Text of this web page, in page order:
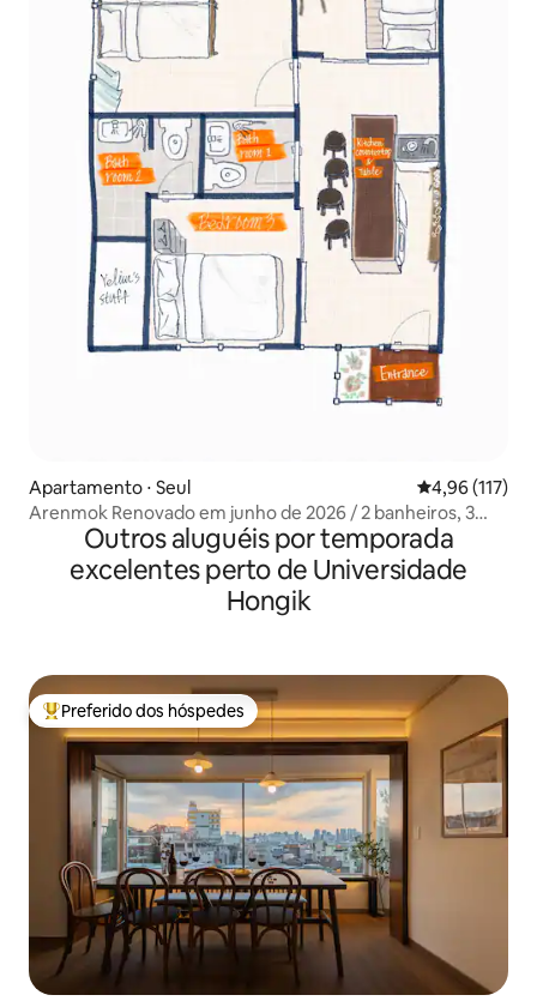
Apartamento ⋅ Seul 4,96 de uma
4,96 (117)
Arenmok Renovado em junho de 2026 / 2 banheiros, 3
quartos (3 a 8 pessoas)
Outros aluguéis por temporada
excelentes perto de Universidade
Hongik
Entre os melhores preferidos dos hóspedes
Preferido dos hóspedes